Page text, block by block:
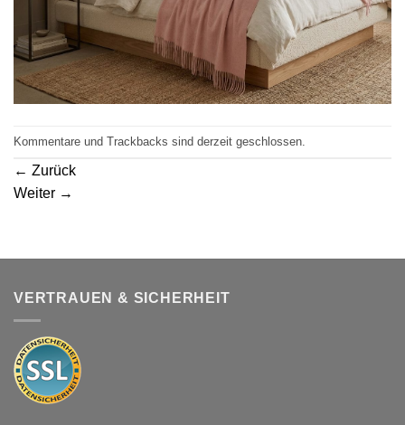
Kommentare und Trackbacks sind derzeit geschlossen.
← Zurück
Weiter →
VERTRAUEN & SICHERHEIT